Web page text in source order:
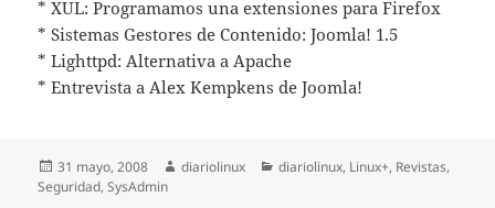
* XUL: Programamos una extensiones para Firefox
* Sistemas Gestores de Contenido: Joomla! 1.5
* Lighttpd: Alternativa a Apache
* Entrevista a Alex Kempkens de Joomla!
Publicado
el
31 mayo, 2008 Autor
diariolinux Categorías
diariolinux, Linux+, Revistas,
Seguridad,SysAdmin